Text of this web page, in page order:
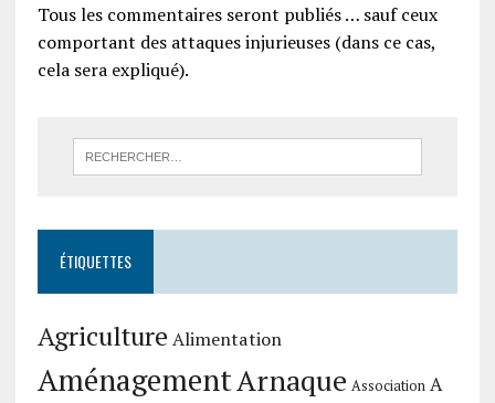
Tous les commentaires seront publiés … sauf ceux
comportant des attaques injurieuses (dans ce cas,
cela sera expliqué).
ÉTIQUETTES
Agriculture Alimentation
AménagementArnaque Association A